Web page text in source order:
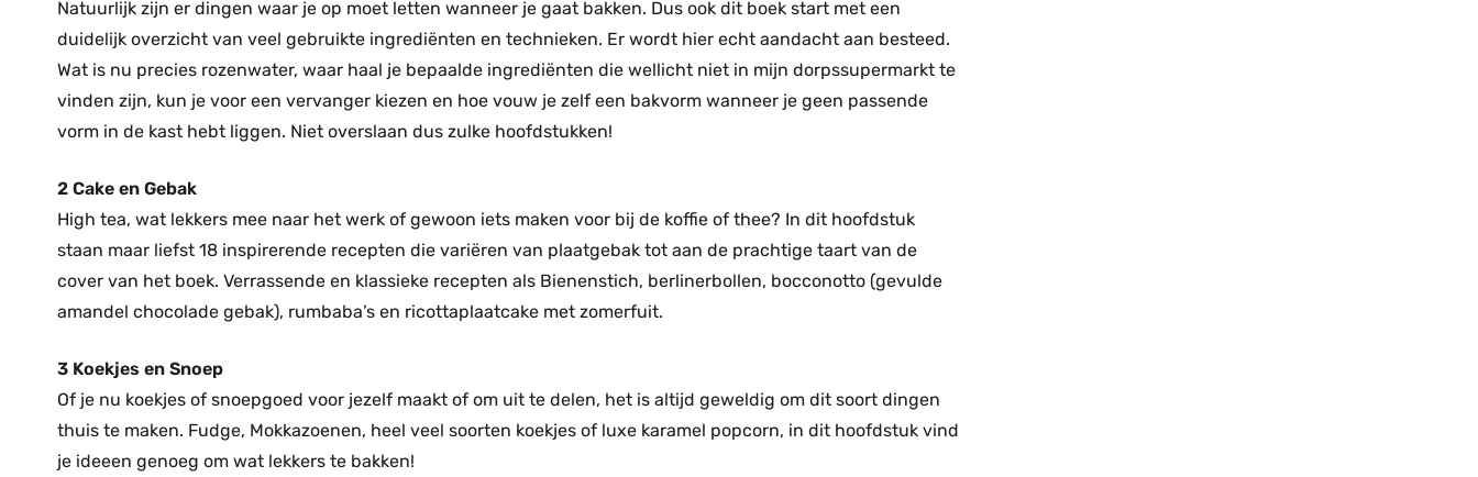
Natuurlijk zijn er dingen waar je op moet letten wanneer je gaat bakken. Dus ook dit boek start met een
duidelijk overzicht van veel gebruikte ingrediënten en technieken. Er wordt hier echt aandacht aan besteed.
Wat is nu precies rozenwater, waar haal je bepaalde ingrediënten die wellicht niet in mijn dorpssupermarkt te
vinden zijn, kun je voor een vervanger kiezen en hoe vouw je zelf een bakvorm wanneer je geen passende
vorm in de kast hebt liggen. Niet overslaan dus zulke hoofdstukken!
2 Cake en Gebak
High tea, wat lekkers mee naar het werk of gewoon iets maken voor bij de koffie of thee? In dit hoofdstuk
staan maar liefst 18 inspirerende recepten die variëren van plaatgebak tot aan de prachtige taart van de
cover van het boek. Verrassende en klassieke recepten als Bienenstich, berlinerbollen, bocconotto (gevulde
amandel chocolade gebak), rumbaba’s en ricottaplaatcake met zomerfuit.
3 Koekjes en Snoep
Of je nu koekjes of snoepgoed voor jezelf maakt of om uit te delen, het is altijd geweldig om dit soort dingen
thuis te maken. Fudge, Mokkazoenen, heel veel soorten koekjes of luxe karamel popcorn, in dit hoofdstuk vind
je ideeen genoeg om wat lekkers te bakken!